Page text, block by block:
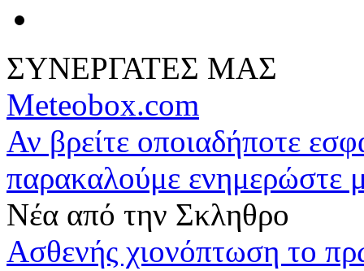
ΣΥΝΕΡΓΑΤΕΣ ΜΑΣ
Meteobox.com
Αν βρείτε οποιαδήποτε
παρακαλούμε ενημερώστε
Νέα από την Σκληθρο
Ασθενής χιονόπτωση το